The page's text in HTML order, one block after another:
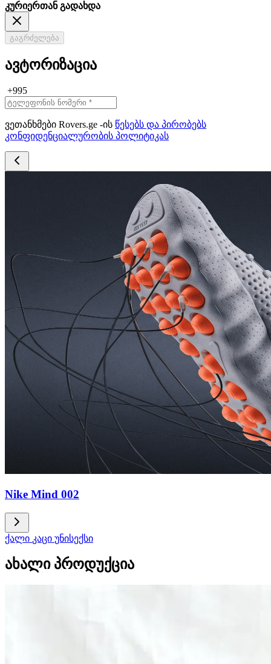
კურიერთან გადახდა
გაგრძელება
ავტორიზაცია
+995
ვეთანხმები Rovers.ge -ის წესებს და პირობებს
კონფიდენციალურობის პოლიტიკას
Nike Mind 002
ქალი კაცი უნისექსი
ახალი პროდუქცია